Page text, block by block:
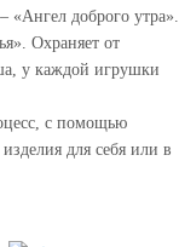
«Ангел доброго утра».
Охраняет от
у каждой игрушки
с помощью
для себя или в